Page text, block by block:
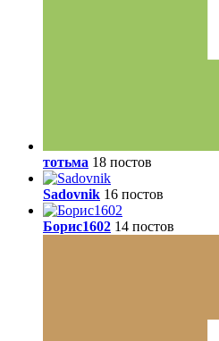
тотьма 18 постов
Sadovnik 16 постов
Борис1602 14 постов